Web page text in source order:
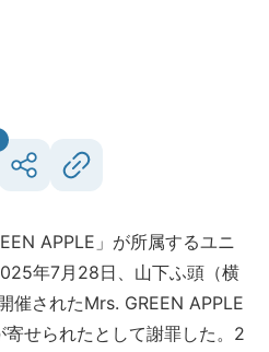
APPLE」が所属するユニ
年7月28日、山下ふ頭（横
催されたMrs. GREEN APPLE
せられたとして謝罪した。2